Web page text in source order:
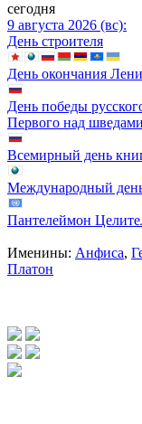
сегодня
9 августа 2026 (вс):
День строителя
День окончания
День победы
Первого над
Всемирный день
Международный
Пантелеймон
Именины: Анфиса,
Платон